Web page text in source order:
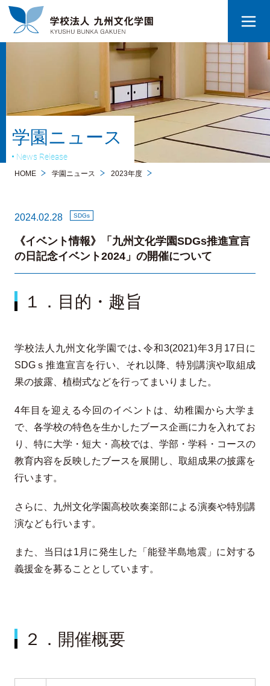
学園ニュース
News Release
HOME 学園ニュース 2023年度
2024.02.28 SDGs
《イベント情報》「九州文化学園SDGs推進宣言
の日記念イベント2024」の開催について
１．目的・趣旨
学校法人九州文化学園では､令和3(2021)年3月17日に
SDGｓ推進宣言を行い、それ以降、特別講演や取組成
果の披露、植樹式などを行ってまいりました。
4年目を迎える今回のイベントは、幼稚園から大学ま
で、各学校の特色を生かしたブース企画に力を入れてお
り、特に大学・短大・高校では、学部・学科・コースの
教育内容を反映したブースを展開し、取組成果の披露を
行います。
さらに、九州文化学園高校吹奏楽部による演奏や特別講
演なども行います。
また、当日は1月に発生した「能登半島地震」に対する
義援金を募ることとしています。
２．開催概要